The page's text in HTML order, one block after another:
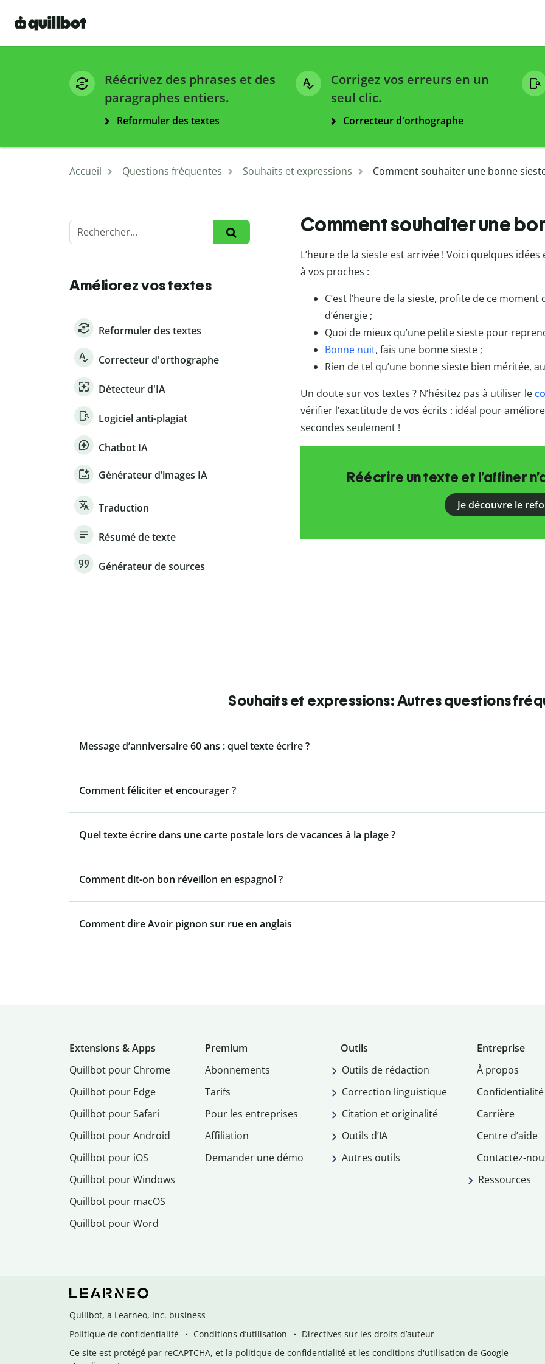
Réécrivez des phrases et des
paragraphes entiers.
Reformuler des textes
Corrigez vos erreurs en un
seul clic.
Correcteur d'orthographe
Accueil Questions fréquentes Souhaits et expressions Comment souhaiter une bonne
Améliorez vos textes
Reformuler des textes
Correcteur d'orthographe
Détecteur d'IA
Logiciel anti-plagiat
Chatbot IA
Générateur d’images IA
Traduction
Résumé de texte
Générateur de sources
Comment souhaiter une
L’heure de la sieste est arrivée ! Voici quelques
à vos proches :
C’est l’heure de la sieste, profite de ce
d’énergie ;
Quoi de mieux qu’une petite sieste pour
Bonne nuit, fais une bonne sieste ;
Rien de tel qu’une bonne sieste bien méritée,
Un doute sur vos textes ? N’hésitez pas à utiliser le
vérifier l’exactitude de vos écrits : idéal pour
secondes seulement !
Réécrire un texte et l’affiner
Je découvre le
Souhaits et expressions: Autres questions
Message d’anniversaire 60 ans : quel texte écrire ?
Comment féliciter et encourager ?
Quel texte écrire dans une carte postale lors de vacances à la plage ?
Comment dit-on bon réveillon en espagnol ?
Comment dire Avoir pignon sur rue en anglais
Extensions & Apps
Quillbot pour Chrome
Quillbot pour Edge
Quillbot pour Safari
Quillbot pour Android
Quillbot pour iOS
Quillbot pour Windows
Quillbot pour macOS
Quillbot pour Word
Premium
Abonnements
Tarifs
Pour les entreprises
Affiliation
Demander une démo
Outils
Outils de rédaction
Correction linguistique
Citation et originalité
Outils d’IA
Autres outils
Entreprise
À propos
Confidentialité
Carrière
Centre d’aide
Contactez-
Ressources
Quillbot, a Learneo, Inc. business
Politique de confidentialité
Conditions d’utilisation
Directives sur les droits d’auteur
Ce site est protégé par reCAPTCHA, et la politique de confidentialité et les conditions d'utilisation de Google